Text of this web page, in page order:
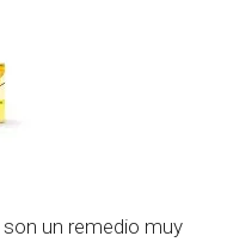
son un remedio muy